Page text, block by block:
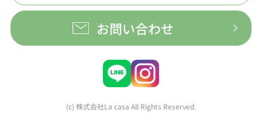
お問い合わせ
(c) 株式会社La casa All Rights Reserved.